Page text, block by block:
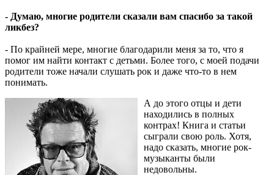
- Думаю, многие родители сказали вам спасибо за такой
ликбез?
- По крайней мере, многие благодарили меня за то, что я
помог им найти контакт с детьми. Более того, с моей подачи
родители тоже начали слушать рок и даже что-то в нем
понимать.
А до этого отцы и дети
находились в полных
контрах! Книга и статьи
сыграли свою роль. Хотя,
надо сказать, многие рок-
музыканты были
недовольны.